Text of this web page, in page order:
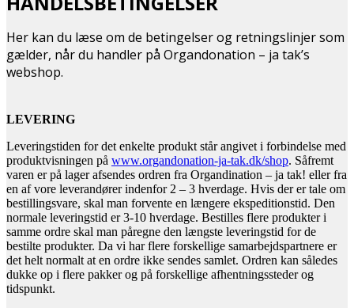
Her kan du læse om de betingelser og retningslinjer som
gælder, når du handler på Organdonation – ja tak’s
webshop.
LEVERING
Leveringstiden for det enkelte produkt står angivet i forbindelse med
produktvisningen på www.organdonation-ja-tak.dk/shop. Såfremt
varen er på lager afsendes ordren fra Organdination – ja tak! eller fra
en af vore leverandører indenfor 2 – 3 hverdage. Hvis der er tale om
bestillingsvare, skal man forvente en længere ekspeditionstid. Den
normale leveringstid er 3-10 hverdage. Bestilles flere produkter i
samme ordre skal man påregne den længste leveringstid for de
bestilte produkter. Da vi har flere forskellige samarbejdspartnere er
det helt normalt at en ordre ikke sendes samlet. Ordren kan således
dukke op i flere pakker og på forskellige afhentningssteder og
tidspunkt.